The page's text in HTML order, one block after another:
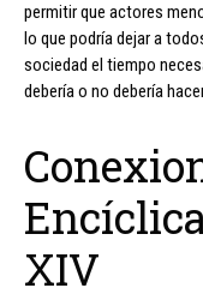
permitir que actores
lo que podría dejar a
sociedad el tiempo
debería o no debería
XIV